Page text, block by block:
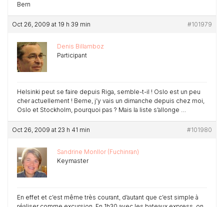
Bern
Oct 26, 2009 at 19 h 39 min #101979
Denis Billamboz
Participant
Helsinki peut se faire depuis Riga, semble-t-il ! Oslo est un peu
cher actuellement ! Berne, j’y vais un dimanche depuis chez moi,
Oslo et Stockholm, pourquoi pas ? Mais la liste s’allonge …
Oct 26, 2009 at 23 h 41 min #101980
Sandrine Monllor (Fuchinran)
Keymaster
En effet et c’est même très courant, d’autant que c’est simple à